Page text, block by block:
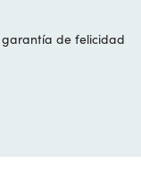
de felicidad